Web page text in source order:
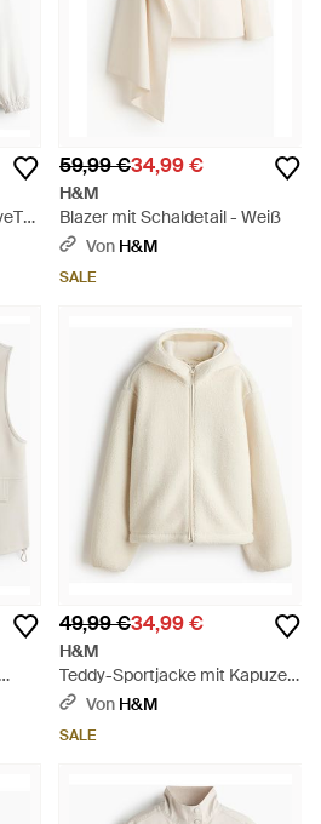
59,99 €34,99 €
H&M
Blazer mit Schaldetail - Weiß
Von H&M
SALE
49,99 €34,99 €
H&M
Teddy-Sportjacke mit Kapuze
in Loose Fit - Weiß
Von H&M
SALE